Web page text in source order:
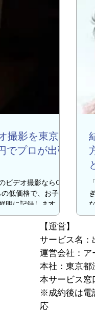
撮影を東京で
でプロが出張
ビデオ撮影ならQ-
低価格で、お子様
明に記録します。公
依頼が完了。当日
【運営】
サービス名：
運営会社：ア
本社：東京都
本サービス窓
※成約後は電
応